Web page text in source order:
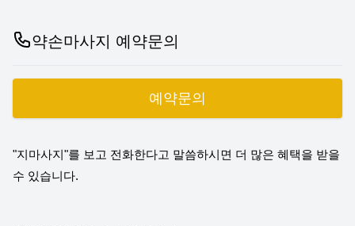
약손마사지 예약문의
예약문의
"지마사지"를 보고 전화한다고 말씀하시면 더 많은 혜택을 받을
수 있습니다.